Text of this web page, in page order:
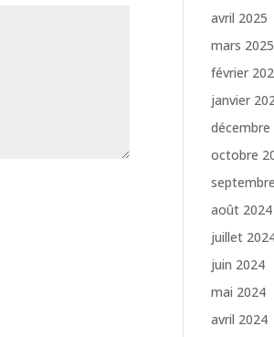
avril 2025
mars 2025
février
janvier
décembre
octobre
août 2024
juillet
juin 2024
mai 2024
avril 2024